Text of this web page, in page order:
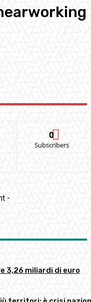
0
Subscribers
-
3,26 miliardi di euro